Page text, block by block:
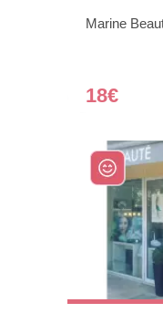
Marine
18€